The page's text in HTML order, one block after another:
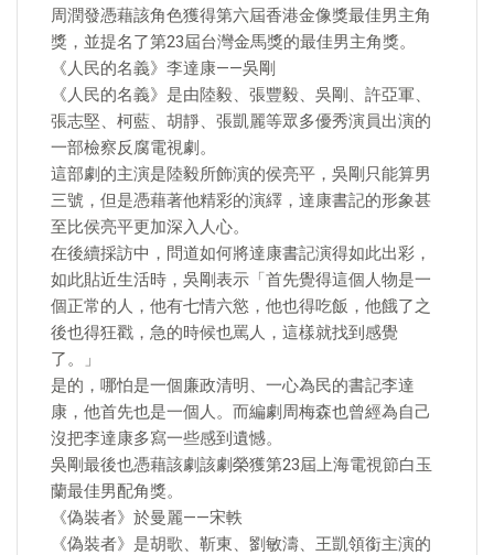
周潤發憑藉該角色獲得第六屆香港金像獎最佳男主角
獎，並提名了第23屆台灣金馬獎的最佳男主角獎。
《人民的名義》李達康——吳剛
《人民的名義》是由陸毅、張豐毅、吳剛、許亞軍、
張志堅、柯藍、胡靜、張凱麗等眾多優秀演員出演的
一部檢察反腐電視劇。
這部劇的主演是陸毅所飾演的侯亮平，吳剛只能算男
三號，但是憑藉著他精彩的演繹，達康書記的形象甚
至比侯亮平更加深入人心。
在後續採訪中，問道如何將達康書記演得如此出彩，
如此貼近生活時，吳剛表示「首先覺得這個人物是一
個正常的人，他有七情六慾，他也得吃飯，他餓了之
後也得狂戳，急的時候也罵人，這樣就找到感覺
了。」
是的，哪怕是一個廉政清明、一心為民的書記李達
康，他首先也是一個人。而編劇周梅森也曾經為自己
沒把李達康多寫一些感到遺憾。
吳剛最後也憑藉該劇該劇榮獲第23屆上海電視節白玉
蘭最佳男配角獎。
《偽裝者》於曼麗——宋軼
《偽裝者》是胡歌、靳東、劉敏濤、王凱領銜主演的